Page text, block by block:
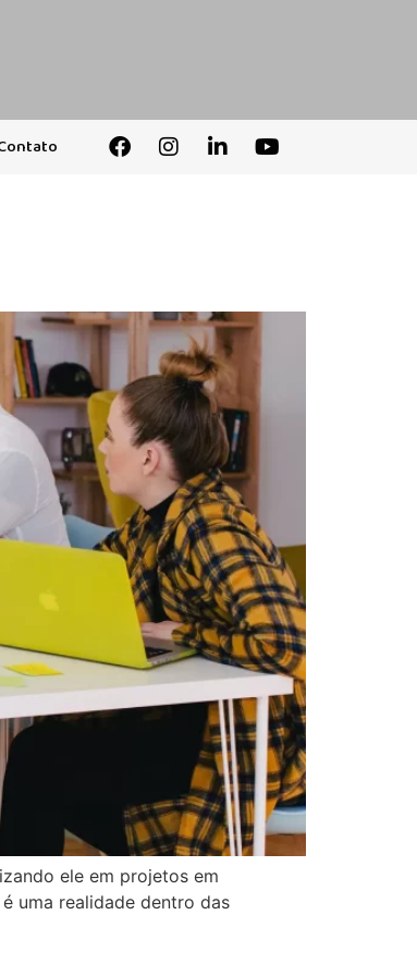
ele em projetos em
uma realidade dentro das